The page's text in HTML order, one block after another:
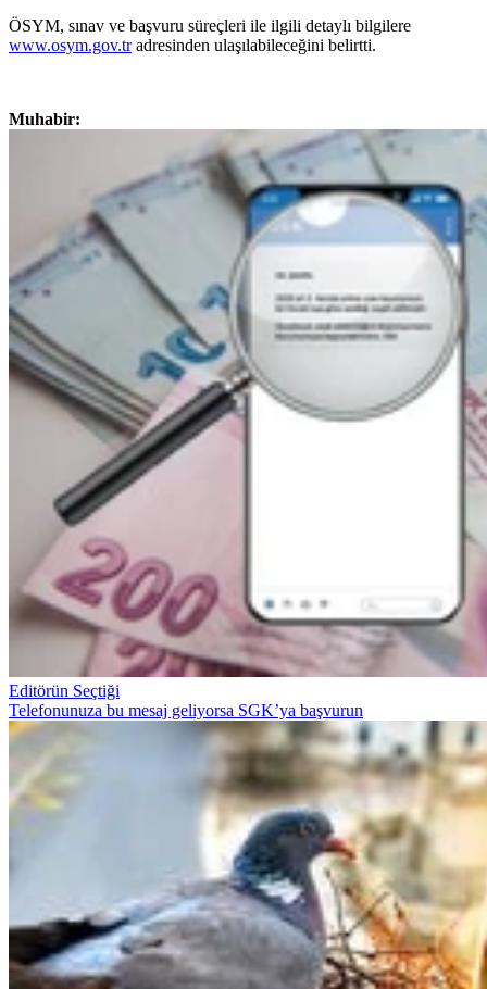
ÖSYM, sınav ve başvuru süreçleri ile ilgili detaylı bilgilere
www.osym.gov.tradresinden ulaşılabileceğini belirtti.
Muhabir:
Editörün Seçtiği
Telefonunuza bu mesaj geliyorsa SGK’ya başvurun